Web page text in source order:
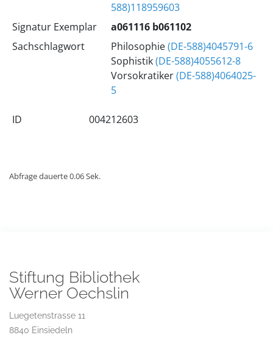
588)118959603
Signatur Exemplar
a061116 b061102
Sachschlagwort
Philosophie(DE-588)4045791-6
Sophistik(DE-588)4055612-8
Vorsokratiker(DE-588)4064025-
5
ID 004212603
Abfrage dauerte 0.06 Sek.
Stiftung Bibliothek
Werner Oechslin
Luegetenstrasse 11
8840 Einsiedeln